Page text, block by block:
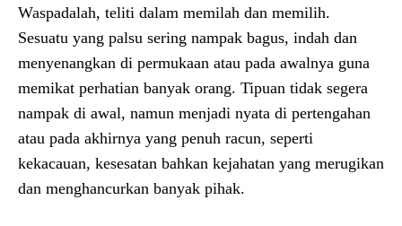
Waspadalah, teliti dalam memilah dan memilih.
Sesuatu yang palsu sering nampak bagus, indah dan
menyenangkan di permukaan atau pada awalnya guna
memikat perhatian banyak orang. Tipuan tidak segera
nampak di awal, namun menjadi nyata di pertengahan
atau pada akhirnya yang penuh racun, seperti
kekacauan, kesesatan bahkan kejahatan yang merugikan
dan menghancurkan banyak pihak.